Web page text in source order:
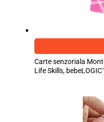
Carte senzoriala
Life Skills,